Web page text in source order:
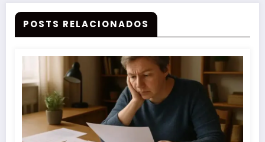
POSTS RELACIONADOS